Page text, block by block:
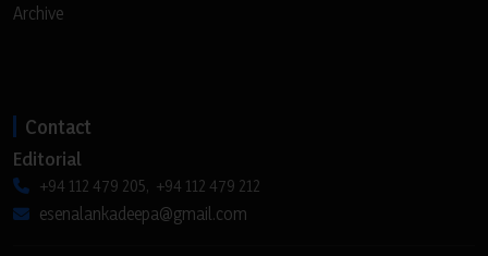
Archive
Contact
Editorial
+94 112 479 205, +94 112 479 212
esenalankadeepa@gmail.com